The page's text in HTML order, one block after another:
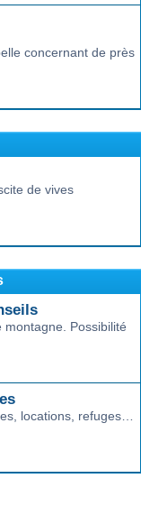
concernant de près
de vives
Possibilité
locations, refuges…